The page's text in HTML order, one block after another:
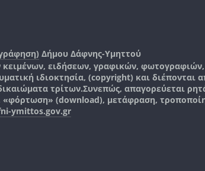
Δήμου Δάφνης-Υμηττού
ειδήσεων, γραφικών,
ιδιοκτησία, (copyright) και διέπονται
τρίτων.Συνεπώς, απαγορεύεται
(download), μετάφραση,
ymittos.gov.gr